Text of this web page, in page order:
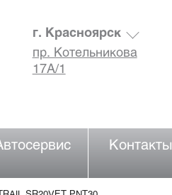
г. Красноярск
пр. Котельникова
17А/1
Контакты